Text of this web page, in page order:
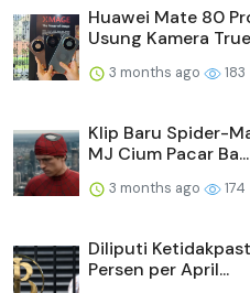
Huawei Mate 80
Usung Kamera
3 months ago 183
Klip Baru Spider-
MJ Cium Pacar Ba...
3 months ago 174
Diliputi
Persen per April...